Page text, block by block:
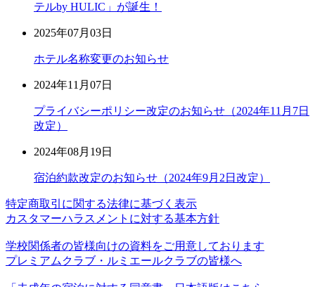
テルby HULIC」が誕生！
2025年07月03日
ホテル名称変更のお知らせ
2024年11月07日
プライバシーポリシー改定のお知らせ（2024年11月7日
改定）
2024年08月19日
宿泊約款改定のお知らせ（2024年9月2日改定）
特定商取引に関する法律に基づく表示
カスタマーハラスメントに対する基本方針
学校関係者の皆様向けの資料をご用意しております
プレミアムクラブ・ルミエールクラブの皆様へ